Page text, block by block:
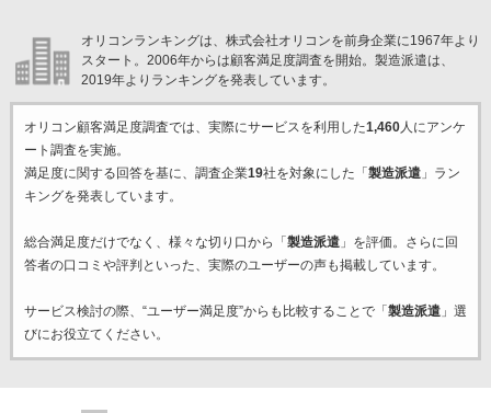
オリコンランキングは、株式会社オリコンを前身企業に1967年より
スタート。2006年からは顧客満足度調査を開始。製造派遣は、
2019年よりランキングを発表しています。
オリコン顧客満足度調査では、実際にサービスを利用した1,460人にアンケ
ート調査を実施。
満足度に関する回答を基に、調査企業19社を対象にした「 製造派遣」ラン
キングを発表しています。
総合満足度だけでなく、様々な切り口から「 製造派遣」を評価。さらに回
答者の口コミや評判といった、実際のユーザーの声も掲載しています。
サービス検討の際、“ユーザー満足度”からも比較することで「 製造派遣」選
びにお役立てください。